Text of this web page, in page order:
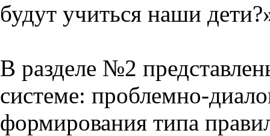
будут учиться наши
В разделе №2
системе: проблемно-
формирования типа